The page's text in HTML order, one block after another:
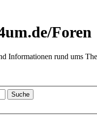
Foren
Informationen rund ums